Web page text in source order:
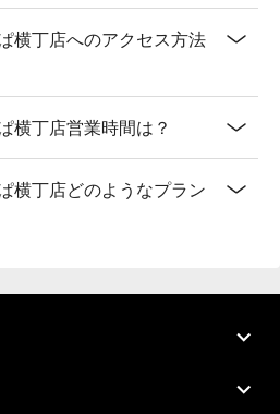
横丁店へのアクセス方法
横丁店営業時間は？
横丁店どのようなプラン